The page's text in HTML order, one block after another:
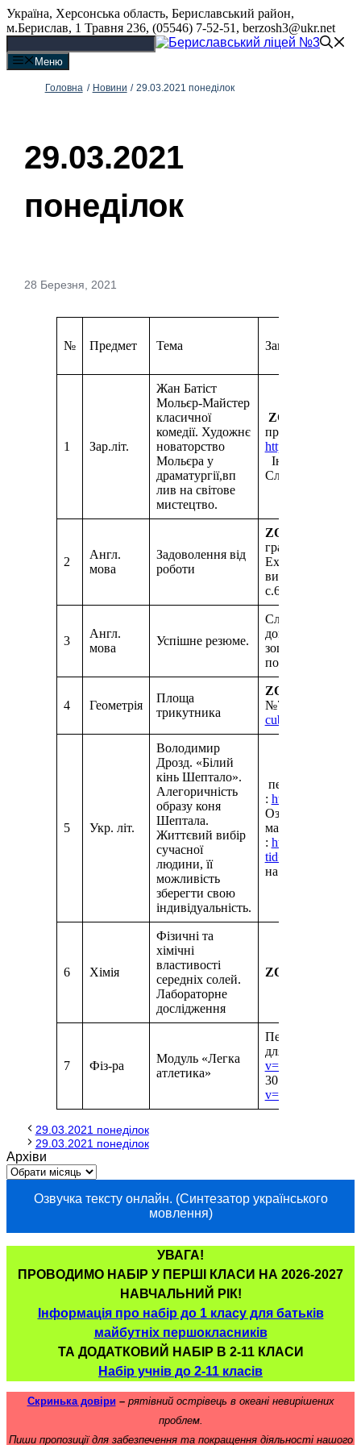
Перейти
до
вмісту
Україна, Херсонська область, Бериславський район,
м.Берислав, 1 Травня 236, (05546) 7-52-51, berzosh3@ukr.net
Меню
Головна / Новини / 29.03.2021 понеділок
29.03.2021
понеділок
28 Березня, 2021
№ Предмет Тема Завдання
1 Зар.літ.
Жан Батіст
Мольєр-Майстер
класичної
комедії. Художнє
новаторство
Мольєра у
драматургії,вп
лив на світове
мистецтво.
ZOOM
презентацію за
https://
Інформацію зі
Слайд 12, 13
2
Англ.
мова
Задоволення від
роботи
ZOOM
граматичний
Exclamatory
вивчити.
с.66, впр.С
3
Англ.
мова
Успішне резюме.
Словник 7с –
довідник: с.132,
зошит с.67, впр.
пошту
4 Геометрія
Площа
трикутника
ZOOM
№724,729.
5 Укр. літ.
Володимир
Дрозд. «Білий
кінь Шептало».
Алегоричність
образу коня
Шептала.
Життєвий вибір
сучасної
людини, її
можливість
зберегти свою
індивідуальність.
переглянути
: https://
Ознайомитись із
матеріалу за
: https://
tid=6974
на пошту
6 Хімія
Фізичні та
хімічні
властивості
середніх солей.
Лабораторне
дослідження
ZOOM
7 Фіз-ра
Модуль «Легка
атлетика»
Переглянути
для очей
v=sS5AWdHjg2w
30 м.
v=2tEEerMr-AU
29.03.2021 понеділок
29.03.2021 понеділок
Архіви
Озвучка тексту онлайн. (Синтезатор українського
мовлення)
УВАГА!
ПРОВОДИМО НАБІР У ПЕРШІ КЛАСИ НА 2026-2027
НАВЧАЛЬНИЙ РІК!
Інформація про набір до 1 класу для батьків
майбутніх першокласників
ТА ДОДАТКОВИЙ НАБІР В 2-11 КЛАСИ
Набір учнів до 2-11 класів
Скринька довіри– рятівний острівець в океані невирішених
проблем.
Пиши пропозиції для забезпечення та покращення діяльності нашого